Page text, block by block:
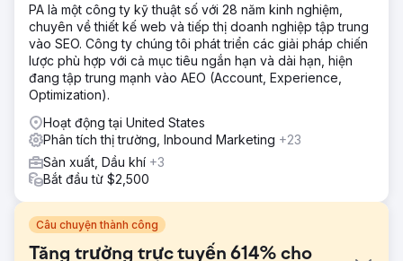
PA là một công ty kỹ thuật số với 28 năm kinh nghiệm,
chuyên về thiết kế web và tiếp thị doanh nghiệp tập trung
vào SEO. Công ty chúng tôi phát triển các giải pháp chiến
lược phù hợp với cả mục tiêu ngắn hạn và dài hạn, hiện
đang tập trung mạnh vào AEO (Account, Experience,
Optimization).
Hoạt động tại United States
Phân tích thị trường, Inbound Marketing +23
Sản xuất, Dầu khí +3
Bắt đầu từ $2,500
Câu chuyện thành công
Tăng trưởng trực tuyến 614% cho